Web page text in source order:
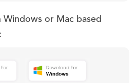
or Mac based